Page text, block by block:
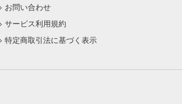
お問い合わせ
サービス利用規約
特定商取引法に基づく表示